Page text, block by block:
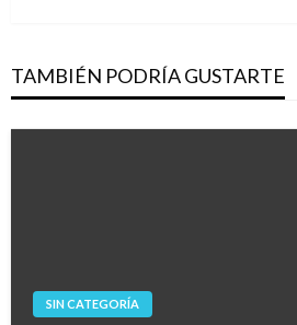
TAMBIÉN PODRÍA GUSTARTE
SIN CATEGORÍA